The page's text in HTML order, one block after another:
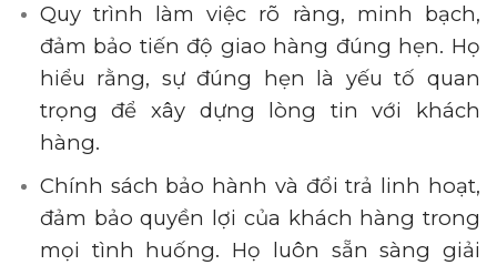
Quy trình làm việc rõ ràng, minh bạch,
đảm bảo tiến độ giao hàng đúng hẹn. Họ
hiểu rằng, sự đúng hẹn là yếu tố quan
trọng để xây dựng lòng tin với khách
hàng.
Chính sách bảo hành và đổi trả linh hoạt,
đảm bảo quyền lợi của khách hàng trong
mọi tình huống. Họ luôn sẵn sàng giải